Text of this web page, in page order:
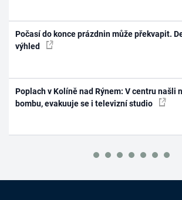
Počasí do konce prázdnin může překvapit.
výhled
Poplach v Kolíně nad Rýnem: V centru našli
bombu, evakuuje se i televizní studio